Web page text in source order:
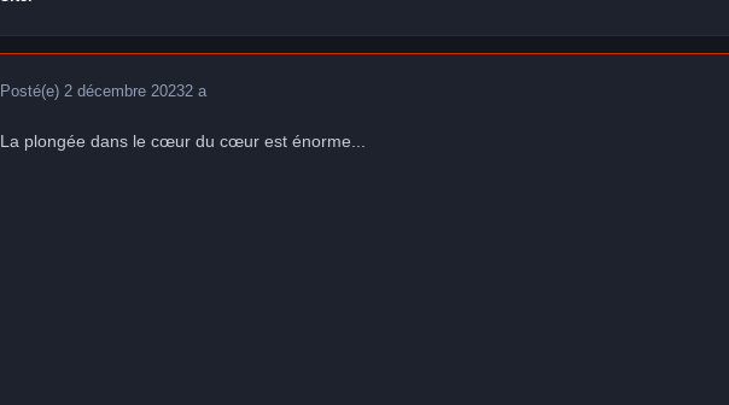
Posté(e) 2 décembre 20232 a
La plongée dans le cœur du cœur est énorme...